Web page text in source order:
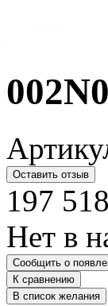
Оставить отзыв
197 518
Нет в
Сообщить о
К сравнению
В список желания